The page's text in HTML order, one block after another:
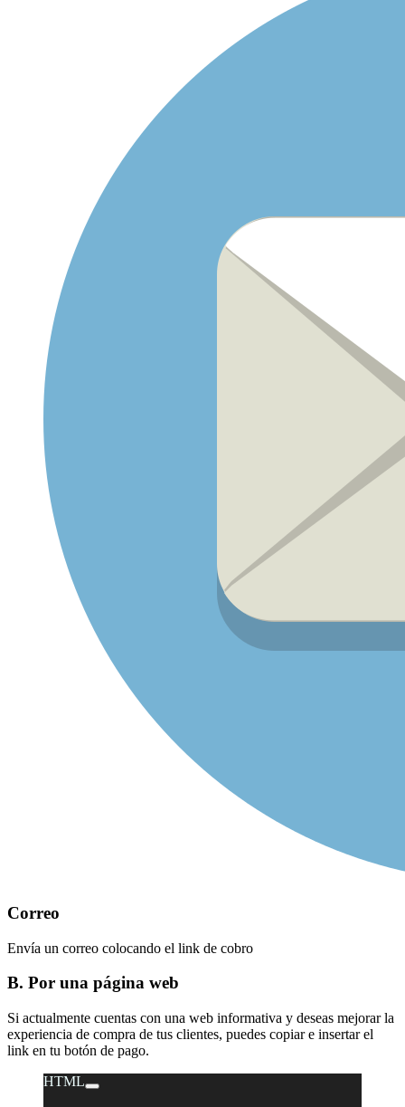
Correo
Envía un correo colocando el link de cobro
B. Por una página web
Si actualmente cuentas con una web informativa y deseas mejorar la
experiencia de compra de tus clientes, puedes copiar e insertar el
link en tu botón de pago.
HTML